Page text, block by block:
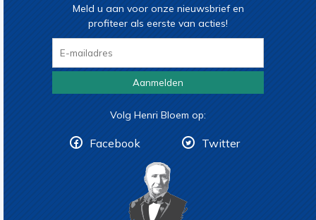
Meld u aan voor onze nieuwsbrief en
profiteer als eerste van acties!
Aanmelden
Volg Henri Bloem op:
Facebook Twitter